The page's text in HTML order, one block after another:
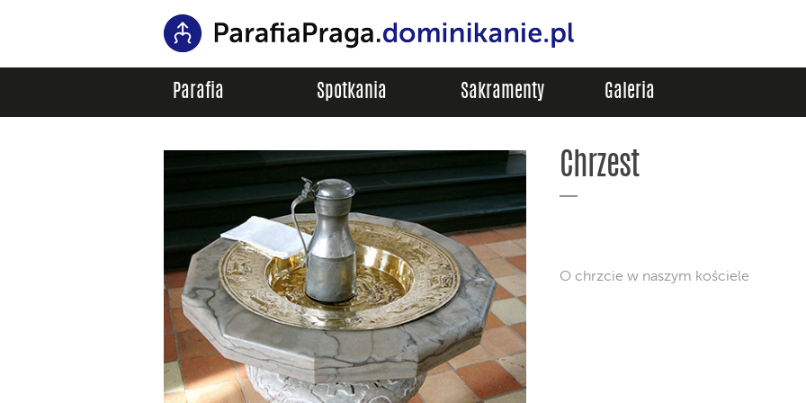
Parafia Spotkania Sakramenty Galeria
Chrzest
O chrzcie w naszym kościele